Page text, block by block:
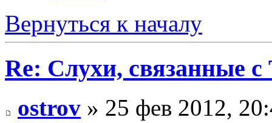
Вернуться к началу
Re: Слухи, связанные с
ostrov » 25 фев 2012,